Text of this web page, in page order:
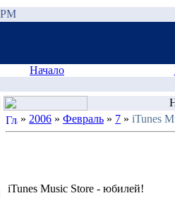
Начало
» 2006 » Февраль » 7 » iTunes
iTunes Music Store - юбилей!